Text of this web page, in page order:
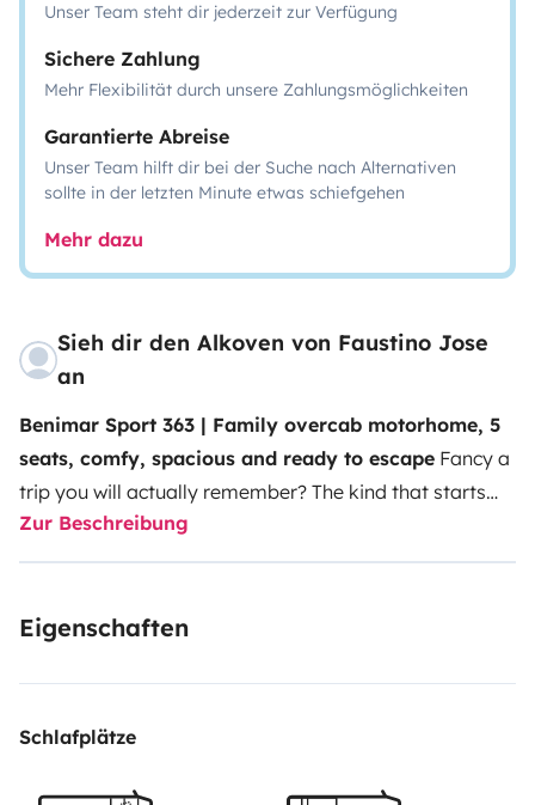
Unser Team steht dir jederzeit zur Verfügung
Sichere Zahlung
Mehr Flexibilität durch unsere Zahlungsmöglichkeiten
Garantierte Abreise
Unser Team hilft dir bei der Suche nach Alternativen
sollte in der letzten Minute etwas schiefgehen
Mehr dazu
Sieh dir den Alkoven von Faustino Jose
an
Benimar Sport 363 | Family overcab motorhome, 5
seats, comfy, spacious and ready to escape Fancy a
trip you will actually remember? The kind that starts
the moment you turn the key and ends with photos
that spark a little healthy envy. OurBenimar Sport 363
want freedom without giving up comfort.
parents, “kings of rest” size
their own space and night really feels like… night.
Zur Beschreibung
Eigenschaften
Schlafplätze